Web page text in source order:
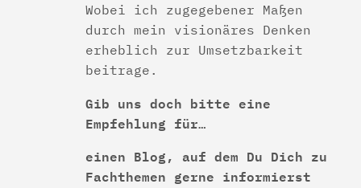
Wobei ich zugegebener Maßen
durch mein visionäres Denken
erheblich zur Umsetzbarkeit
beitrage.
Gib uns doch bitte eine
Empfehlung für…
einen Blog, auf dem Du Dich zu
Fachthemen gerne informierst